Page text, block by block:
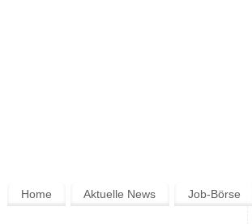
Home Aktuelle News Job-Börse